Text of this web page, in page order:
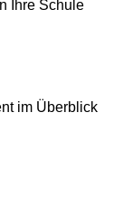
Ihre Schule
im Überblick